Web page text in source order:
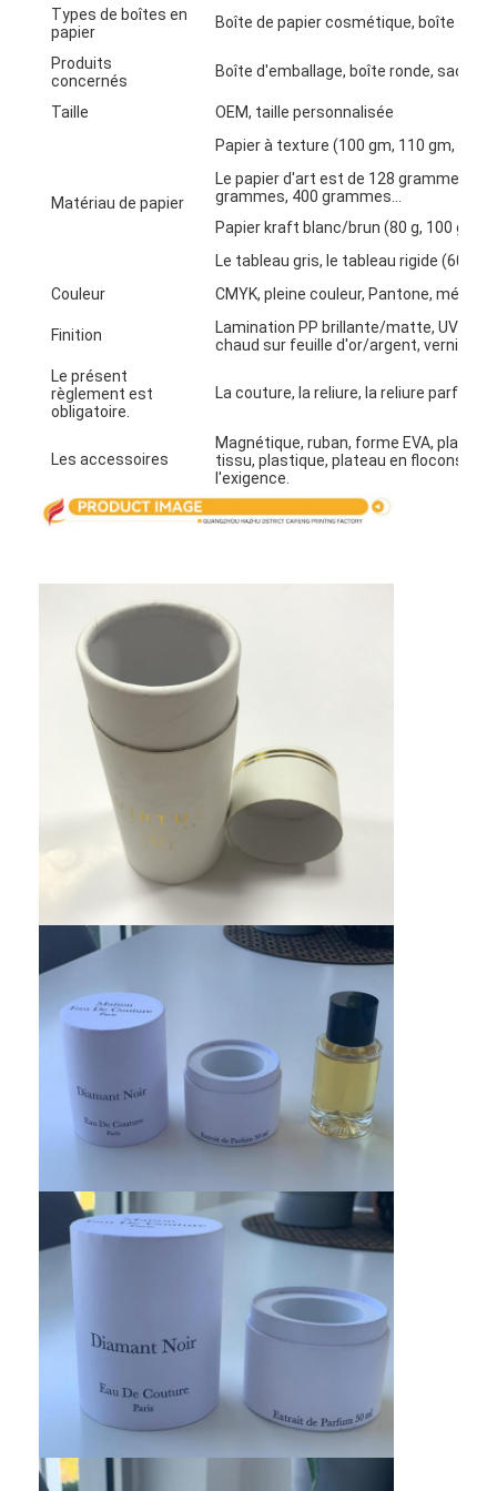
Visite de l'usine
Contrôle de qualité
Contactez-nous
Impression de boîtes d'emballage
sacs de papier de cadeau
Boîte-cadeau rigide
boîte de papier pliante
Les étagères de vente au détail
Étiquette adhésive
Sac facial d'emballage de masque
Impression de brochures sur mesure
Paquet rouge personnalisé
Types de boîtes en
papier
Boîte de papier cosmétique, boîte en
Produits
concernés
Boîte d'emballage, boîte ronde, sac de
Taille OEM, taille personnalisée
Matériau de papier
Papier à texture (100 gm, 110 gm, 120
Le papier d'art est de 128 grammes,
grammes, 400 grammes...
Papier kraft blanc/brun (80 g, 100 g,
Le tableau gris, le tableau rigide (600 g,
Couleur
CMYK, pleine couleur, Pantone, métal,
Finition
Lamination PP brillante/matte, UV
chaud sur feuille d'or/argent, vernis
Le présent
règlement est
obligatoire.
La couture, la reliure, la reliure
Les accessoires
Magnétique, ruban, forme EVA,
tissu, plastique, plateau en flocons,
l'exigence.